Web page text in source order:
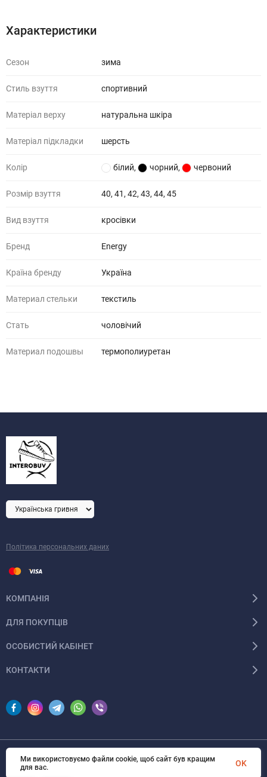
Характеристики
Сезон зима
Стиль взуття спортивний
Матеріал верху натуральна шкіра
Матеріал підкладки шерсть
Колір білий, чорний, червоний
Розмір взуття 40, 41, 42, 43, 44, 45
Вид взуття кросівки
Бренд Energy
Країна бренду Україна
Материал стельки текстиль
Стать чоловічий
Материал подошвы термополиуретан
Політика персональних даних
КОМПАНІЯ
ДЛЯ ПОКУПЦІВ
ОСОБИСТИЙ КАБІНЕТ
КОНТАКТИ
© 2026 InSale. Всі права захищені
Ми використовуємо файли cookie, щоб сайт був кращим
для вас.
OK